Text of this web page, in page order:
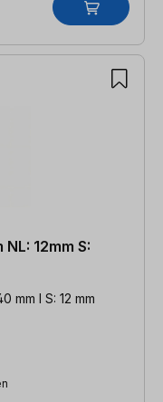
12mm S:
mm l S: 12 mm